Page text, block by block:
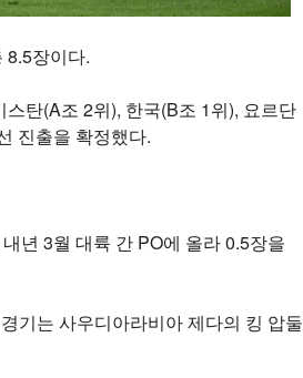
8.5장이다.
탄(A조 2위), 한국(B조 1위), 요르단
진출을 확정했다.
년 3월 대륙 간 PO에 올라 0.5장을
기는 사우디아라비아 제다의 킹 압둘